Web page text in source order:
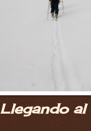
Llegando al